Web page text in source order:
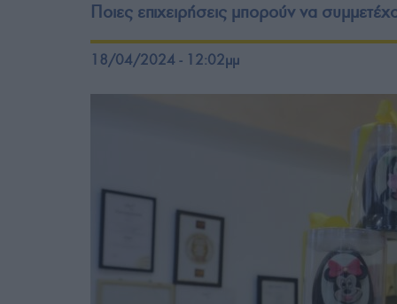
Ποιες επιχειρήσεις μπορούν να
18/04/2024 - 12:02μμ